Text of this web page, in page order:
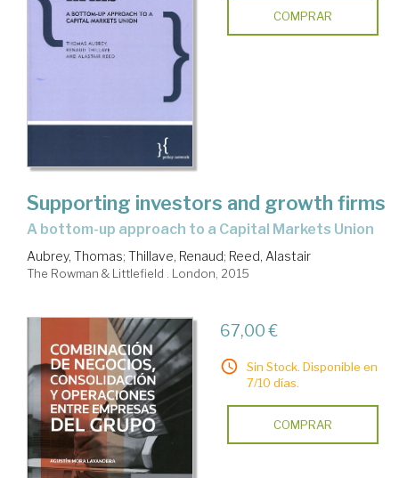
COMPRAR
Supporting investors and growth firms
a bottom-up approach to a Capital Markets Union
Aubrey, Thomas; Thillave, Renaud; Reed, Alastair
The Rowman & Littlefield . London, 2015
67,00 €
Sin Stock. Disponible en
7/10 días.
COMPRAR